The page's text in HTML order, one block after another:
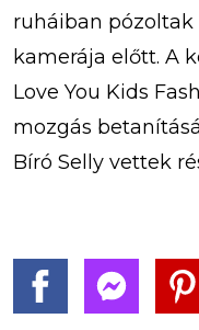
ruháiban pózoltak
kamerája előtt. A
Love You Kids
mozgás
Bíró Selly vettek